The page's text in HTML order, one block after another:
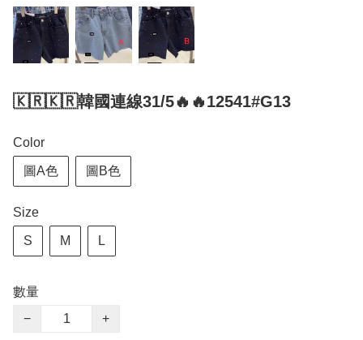
🇰🇷🇰🇷韓國連線31/5🔥🔥12541#G13
Color
圖A色 圖B色
Size
S M L
數量
−
+